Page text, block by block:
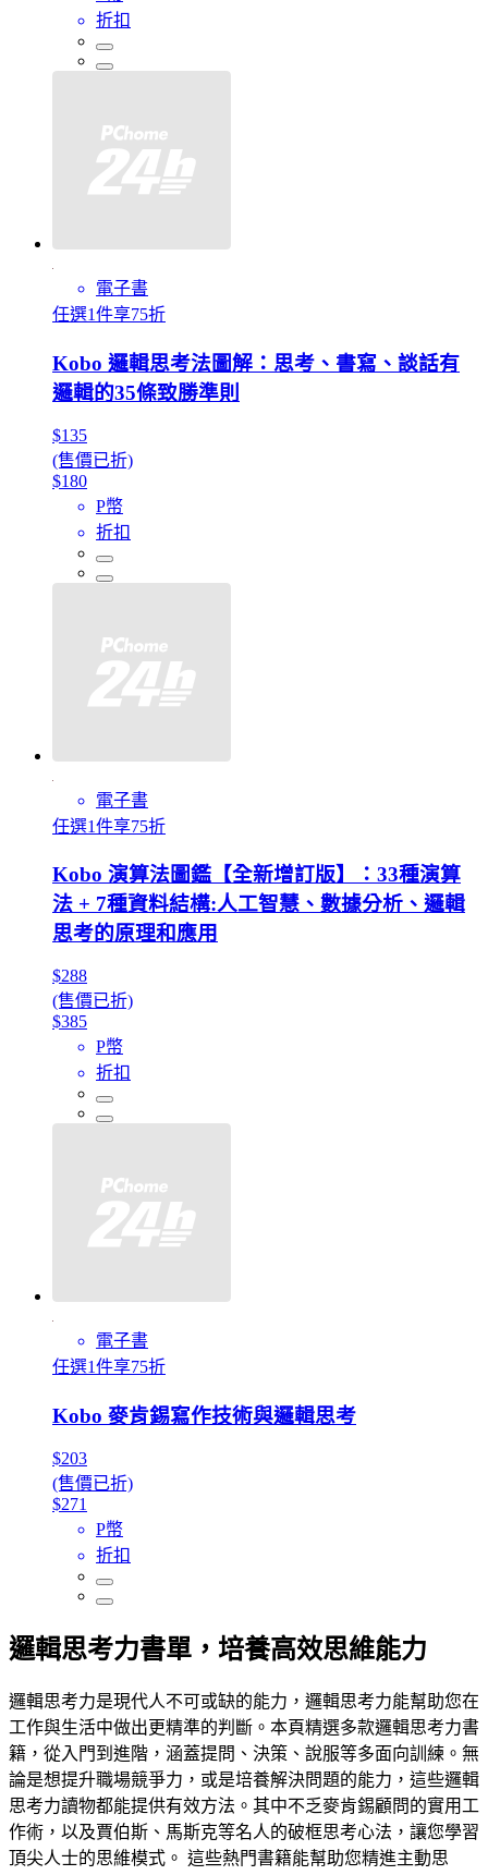
折扣
電子書
任選1件享75折
Kobo 邏輯思考法圖解：思考、書寫、談話有
邏輯的35條致勝準則
$135
(售價已折)
$180
P幣
折扣
電子書
任選1件享75折
Kobo 演算法圖鑑【全新增訂版】：33種演算
法 + 7種資料結構:人工智慧、數據分析、邏輯
思考的原理和應用
$288
(售價已折)
$385
P幣
折扣
電子書
任選1件享75折
Kobo 麥肯錫寫作技術與邏輯思考
$203
(售價已折)
$271
P幣
折扣
邏輯思考力書單，培養高效思維能力
邏輯思考力是現代人不可或缺的能力，邏輯思考力能幫助您在
工作與生活中做出更精準的判斷。本頁精選多款邏輯思考力書
籍，從入門到進階，涵蓋提問、決策、說服等多面向訓練。無
論是想提升職場競爭力，或是培養解決問題的能力，這些邏輯
思考力讀物都能提供有效方法。其中不乏麥肯錫顧問的實用工
作術，以及賈伯斯、馬斯克等名人的破框思考心法，讓您學習
頂尖人士的思維模式。 這些熱門書籍能幫助您精進主動思